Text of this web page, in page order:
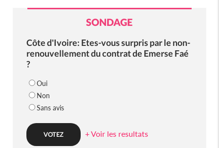
SONDAGE
Côte d'Ivoire: Etes-vous surpris par le non-
renouvellement du contrat de Emerse Faé
?
Oui
Non
Sans avis
+ Voir les resultats